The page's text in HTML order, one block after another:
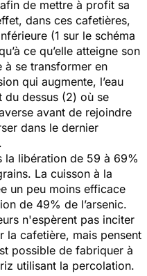
de mettre à profit sa
dans ces cafetières,
(1 sur le schéma
ce qu’elle atteigne son
à se transformer en
qui augmente, l’eau
du dessus (2) où se
avant de rejoindre
dans le dernier
la libération de 59 à 69%
La cuisson à la
un peu moins efficace
de 49% de l’arsenic.
n'espèrent pas inciter
la cafetière, mais pensent
possible de fabriquer à
utilisant la percolation.